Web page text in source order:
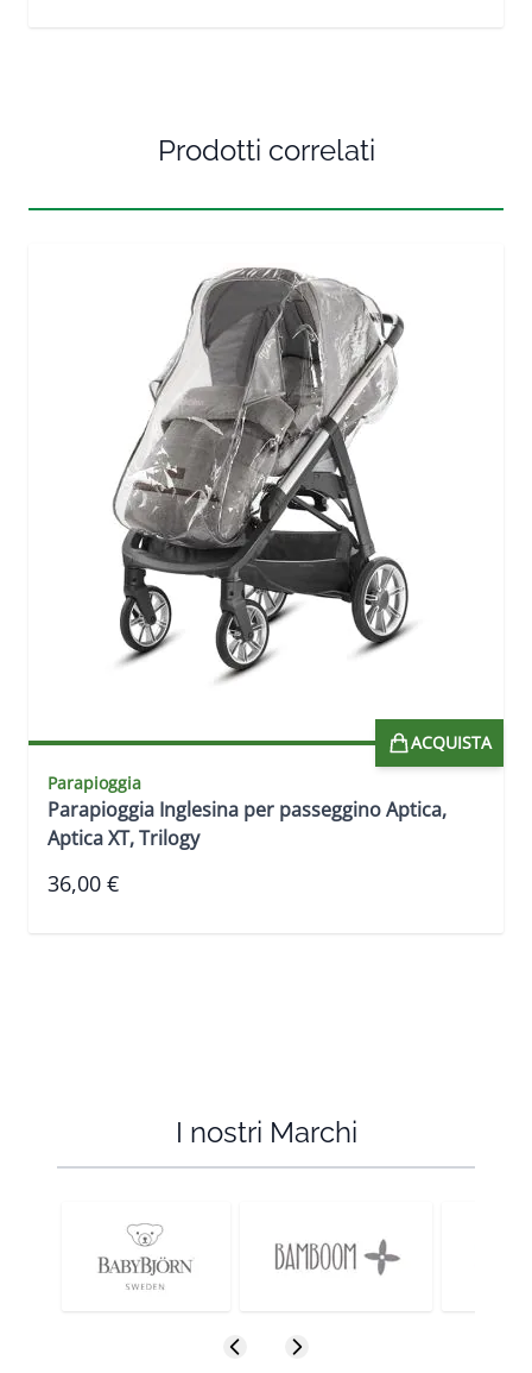
Prodotti correlati
ACQUISTA
Parapioggia
Parapioggia Inglesina per passeggino Aptica,
Aptica XT, Trilogy
36,00 €
I nostri Marchi